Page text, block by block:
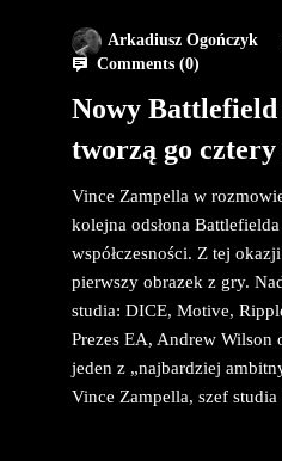
Arkadiusz Ogończyk
Comments (0)
Nowy Battlefield
tworzą go
Vince Zampella w
kolejna odsłona
współczesności. Z tej
pierwszy obrazek z gry.
studia: DICE, Motive,
Prezes EA, Andrew Wilson
jeden z „najbardziej
Vince Zampella, szef